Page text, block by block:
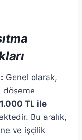
Genel olarak,
döşeme
1.000 TL ile
Bu aralık,
ve işçilik